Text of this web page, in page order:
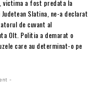
victima a fost predata la
Slatina, ne-a declarat
de cuvant al
Olt. Politia a demarat o
care au determinat-o pe
-